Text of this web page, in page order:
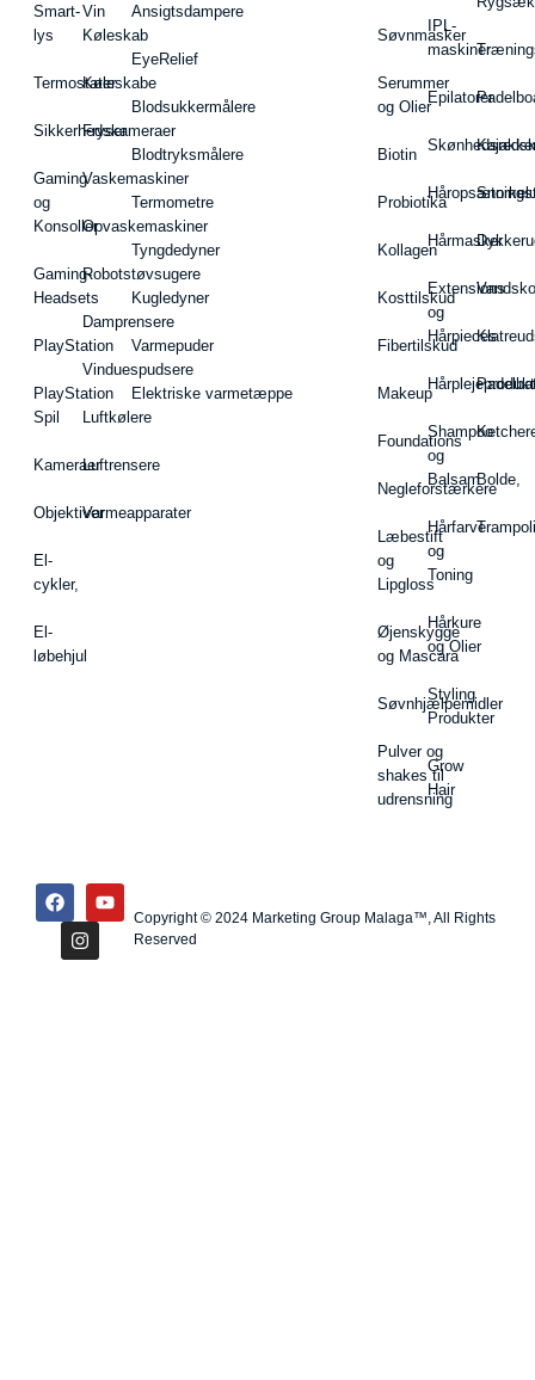
Smart-
lys
Termostater
Sikkerhedskameraer
Gaming
og
Konsoller
Gaming-
Headsets
PlayStation
PlayStation
Spil
Kameraer
Objektiver
El-
cykler,
El-
løbehjul
Vin
Køleskab
Køleskabe
Fryser
Vaskemaskiner
Opvaskemaskiner
Robotstøvsugere
Damprensere
Vinduespudsere
Luftkølere
Luftrensere
Varmeapparater
Ansigtsdampere
EyeRelief
Blodsukkermålere
Blodtryksmålere
Termometre
Tyngdedyner
Kugledyner
Varmepuder
Elektriske varmetæppe
Søvnmasker
Serummer
og Olier
Biotin
Probiotika
Kollagen
Kosttilskud
Fibertilskud
Makeup
Foundations
Negleforstærkere
Læbestift
og
Lipgloss
Øjenskygge
og Mascara
Søvnhjælpemidler
Pulver og
shakes til
udrensning
IPL-
maskiner
Epilatorer
Hårmasker
Extensions
og
Hårpieces
Shampoo
og
Balsam
Hårfarve
og
Toning
Hårkure
og Olier
Styling
Produkter
Grow
Hair
Vandsko
Bolde,
Copyright © 2024 Marketing Group Malaga™, All Rights
Reserved